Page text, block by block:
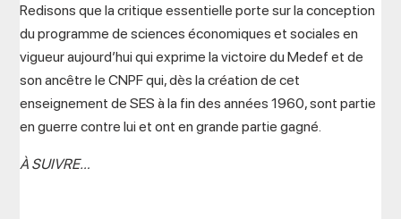
Redisons que la critique essentielle porte sur la conception
du programme de sciences économiques et sociales en
vigueur aujourd’hui qui exprime la victoire du Medef et de
son ancêtre le CNPF qui, dès la création de cet
enseignement de SES à la fin des années 1960, sont partie
en guerre contre lui et ont en grande partie gagné.
À SUIVRE…